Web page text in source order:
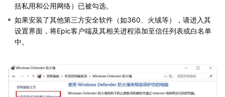
括私用和公用网络）已被勾选。
如果安装了其他第三方安全软件（如360、火绒等），请进入其
设置界面，将Epic客户端及其相关进程添加至信任列表或白名单
中。